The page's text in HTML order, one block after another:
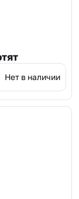
Нет в наличии